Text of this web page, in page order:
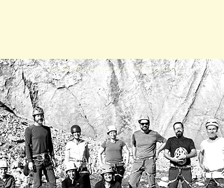
escalade en octobre 2021 à Jaun